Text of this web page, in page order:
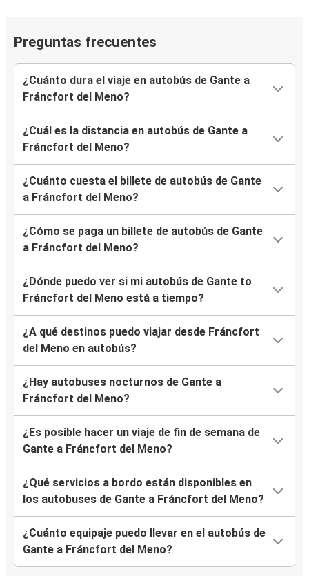
Preguntas frecuentes
¿Cuánto dura el viaje en autobús de Gante a
Fráncfort del Meno?
¿Cuál es la distancia en autobús de Gante a
Fráncfort del Meno?
¿Cuánto cuesta el billete de autobús de Gante
a Fráncfort del Meno?
¿Cómo se paga un billete de autobús de Gante
a Fráncfort del Meno?
¿Dónde puedo ver si mi autobús de Gante to
Fráncfort del Meno está a tiempo?
¿A qué destinos puedo viajar desde Fráncfort
del Meno en autobús?
¿Hay autobuses nocturnos de Gante a
Fráncfort del Meno?
¿Es posible hacer un viaje de fin de semana de
Gante a Fráncfort del Meno?
¿Qué servicios a bordo están disponibles en
los autobuses de Gante a Fráncfort del Meno?
¿Cuánto equipaje puedo llevar en el autobús de
Gante a Fráncfort del Meno?